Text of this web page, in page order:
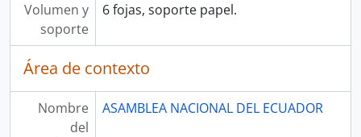
Volumen y
soporte
6 fojas, soporte papel.
Área de contexto
Nombre
del
ASAMBLEA NACIONAL DEL ECUADOR